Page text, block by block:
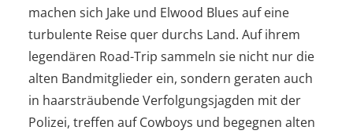
machen sich Jake und Elwood Blues auf eine
turbulente Reise quer durchs Land. Auf ihrem
legendären Road-Trip sammeln sie nicht nur die
alten Bandmitglieder ein, sondern geraten auch
in haarsträubende Verfolgungsjagden mit der
Polizei, treffen auf Cowboys und begegnen alten